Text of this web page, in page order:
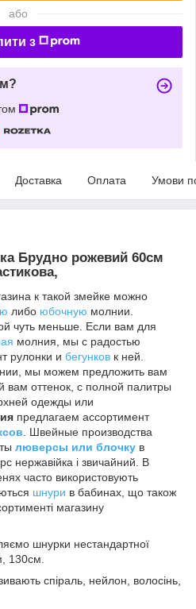
або
з
Доставка Оплата Умови
Брудно рожевий 60см
к такой змейке можно
либо юбочную молнии.
чуть меньше. Если вам для
молния, мы с радостью
рулонки и бегунков к ней.
мы можем предложить вам
вам оттенок, с полной палитры
одежды или
предлагаем ассортимент
. Швейные производства
люверсы или блочку в
нержавійка і звичайний. В
часто використовують
шнури в бабинах, що також
магазину
шнурки нестандартної
130см.
спіраль, нейлон, волосінь,